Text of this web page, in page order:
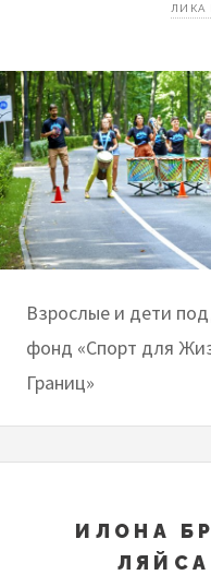
ЛИКА
Взрослые и дети
фонд «Спорт для
Границ»
ИЛОНА